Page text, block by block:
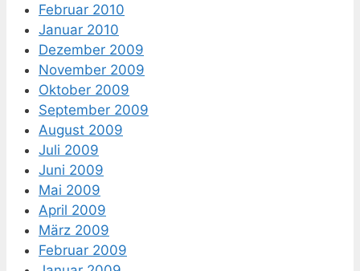
Februar 2010
Januar 2010
Dezember 2009
November 2009
Oktober 2009
September 2009
August 2009
Juli 2009
Juni 2009
Mai 2009
April 2009
März 2009
Februar 2009